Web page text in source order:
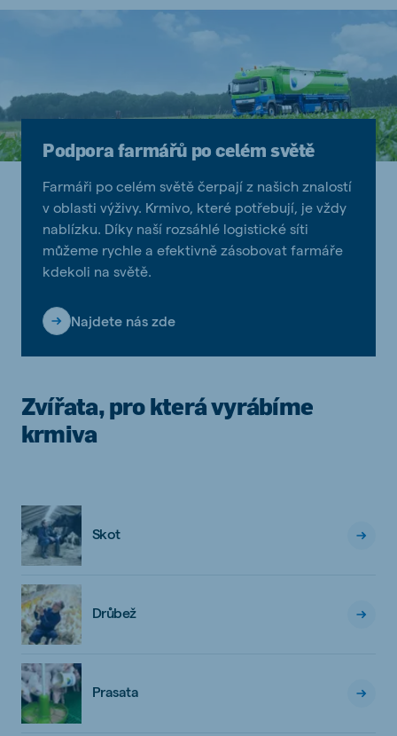
Podpora farmářů po celém světě
Farmáři po celém světě čerpají z našich znalostí
v oblasti výživy. Krmivo, které potřebují, je vždy
nablízku. Díky naší rozsáhlé logistické síti
můžeme rychle a efektivně zásobovat farmáře
kdekoli na světě.
Najdete nás zde
Zvířata, pro která vyrábíme
krmiva
Skot
Drůbež
Prasata